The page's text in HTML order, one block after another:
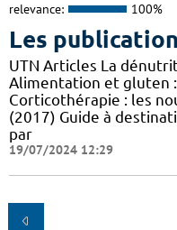
relevance: 100%
Les
UTN Articles La
Alimentation et gluten
Corticothérapie : les
(2017) Guide à
par
19/07/2024 12:29